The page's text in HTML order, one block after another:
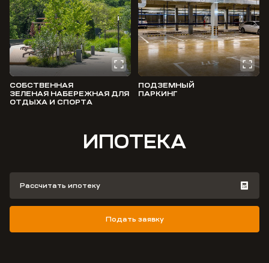
СОБСТВЕННАЯ
ЗЕЛЕНАЯ НАБЕРЕЖНАЯ ДЛЯ
ОТДЫХА И СПОРТА
ПОДЗЕМНЫЙ
ПАРКИНГ
ИПОТЕКА
Подать заявку
Рассчитать ипотеку